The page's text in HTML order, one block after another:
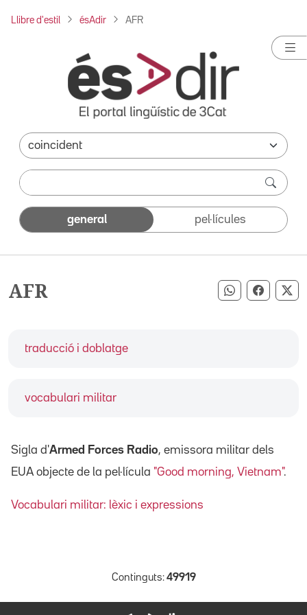
Llibre d'estil ésAdir AFR
general pel·lícules
AFR Compartir
traducció i doblatge
vocabulari militar
Sigla d'Armed Forces Radio, emissora militar dels
EUA objecte de la pel·lícula "Good morning, Vietnam".
Vocabulari militar: lèxic i expressions
Continguts: 49919